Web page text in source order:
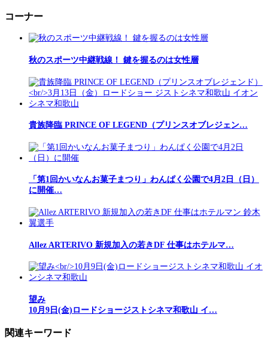
コーナー
秋のスポーツ中継戦線！ 鍵を握るのは女性層
貴族降臨 PRINCE OF LEGEND（プリンスオブレジェン…
「第1回かいなんお菓子まつり」わんぱく公園で4月2日（日）
に開催…
Allez ARTERIVO 新規加入の若きDF 仕事はホテルマ…
望み
10月9日(金)ロードショージストシネマ和歌山 イ…
関連キーワード